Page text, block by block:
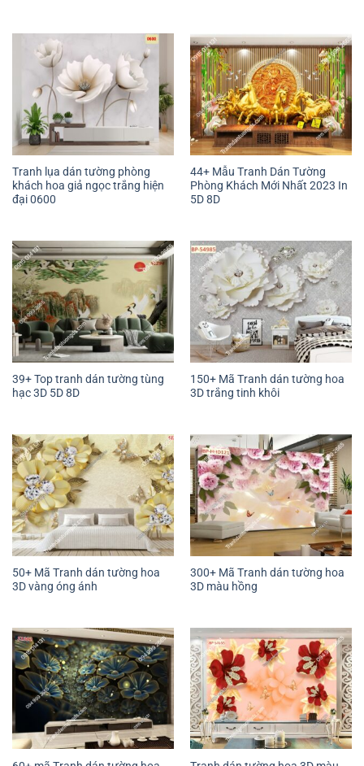
Tranh lụa dán tường phòng
khách hoa giả ngọc trắng hiện
đại 0600
44+ Mẫu Tranh Dán Tường
Phòng Khách Mới Nhất 2023 In
5D 8D
39+ Top tranh dán tường tùng
hạc 3D 5D 8D
150+ Mã Tranh dán tường hoa
3D trắng tinh khôi
50+ Mã Tranh dán tường hoa
3D vàng óng ánh
300+ Mã Tranh dán tường hoa
3D màu hồng